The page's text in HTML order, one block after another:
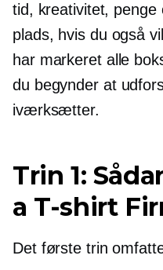
tid, kreativitet, penge
plads, hvis du også
har markeret alle
du begynder at
iværksætter.
Trin 1:
a T-shirt
Det første trin